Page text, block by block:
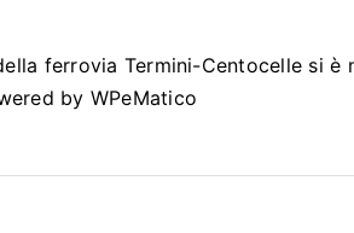
ferrovia Termini-Centocelle si
by WPeMatico